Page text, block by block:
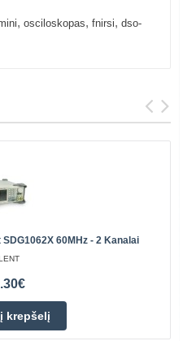
, osciloskopas, fnirsi, dso-
60MHz - 2 Kanalai
krepšelį